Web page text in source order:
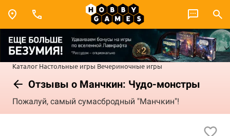
Каталог Настольные игры Вечериночные игры
Отзывы о Манчкин: Чудо-монстры
Пожалуй, самый сумасбродный "Манчкин"!